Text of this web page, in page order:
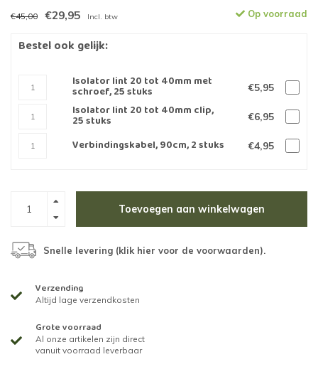
€45,00 €29,95 Incl. btw Op voorraad
Bestel ook gelijk:
Isolator lint 20 tot 40mm met
schroef, 25 stuks €5,95
Isolator lint 20 tot 40mm clip,
25 stuks €6,95
Verbindingskabel, 90cm, 2 stuks €4,95
Toevoegen aan winkelwagen
Snelle levering (klik hier voor de voorwaarden).
Verzending
Altijd lage verzendkosten
Grote voorraad
Al onze artikelen zijn direct
vanuit voorraad leverbaar